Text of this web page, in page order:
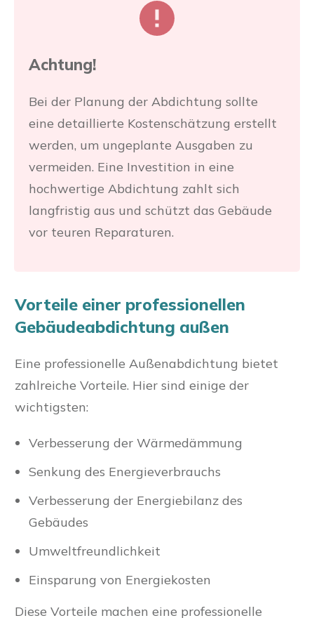
Achtung!
Bei der Planung der Abdichtung sollte
eine detaillierte Kostenschätzung erstellt
werden, um ungeplante Ausgaben zu
vermeiden. Eine Investition in eine
hochwertige Abdichtung zahlt sich
langfristig aus und schützt das Gebäude
vor teuren Reparaturen.
Vorteile einer professionellen
Gebäudeabdichtung außen
Eine professionelle Außenabdichtung bietet
zahlreiche Vorteile. Hier sind einige der
wichtigsten:
Verbesserung der Wärmedämmung
Senkung des Energieverbrauchs
Verbesserung der Energiebilanz des
Gebäudes
Umweltfreundlichkeit
Einsparung von Energiekosten
Diese Vorteile machen eine professionelle